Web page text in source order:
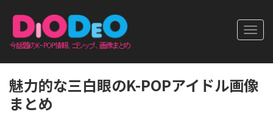
魅力的な三白眼のK-POPアイドル画像
まとめ